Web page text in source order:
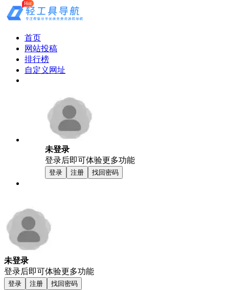
首页
网站投稿
排行榜
Hot
自定义网址
未登录
登录后即可体验更多功能
登录 注册 找回密码
未登录
登录后即可体验更多功能
登录 注册 找回密码